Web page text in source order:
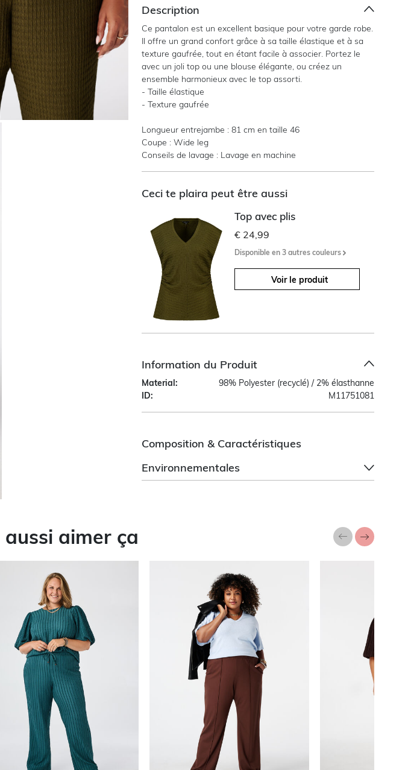
Description
Ce pantalon est un excellent basique pour votre garde robe.
Il offre un grand confort grâce à sa taille élastique et à sa
texture gaufrée, tout en étant facile à associer. Portez le
avec un joli top ou une blouse élégante, ou créez un
ensemble harmonieux avec le top assorti.
- Taille élastique
- Texture gaufrée
Longueur entrejambe : 81 cm en taille 46
Coupe : Wide leg
Conseils de lavage : Lavage en machine
Ceci te plaira peut être aussi
Top avec plis
€ 24,99
Disponible en 3 autres couleurs
Voir le produit
Information du Produit
Material:
98% Polyester (recyclé) / 2% élasthanne
ID:
M11751081
Composition & Caractéristiques
Environnementales
aimer ça